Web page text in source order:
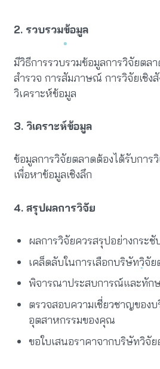
2. รวบรวมข้อมูล
มีวิธีการรวบรวมข้อมูลการวิจัยตล
สำรวจ การสัมภาษณ์ การวิจัยเชิง
วิเคราะห์ข้อมูล
3. วิเคราะห์ข้อมูล
ข้อมูลการวิจัยตลาดต้องได้รับการ
เพื่อหาข้อมูลเชิงลึก
4. สรุปผลการวิจัย
ผลการวิจัยควรสรุปอย่างกระชั
เคล็ดลับในการเลือกบริษัทวิจัย
พิจารณาประสบการณ์และทัก
ตรวจสอบความเชี่ยวชาญของ
อุตสาหกรรมของคุณ
ขอใบเสนอราคาจากบริษัทวิจั